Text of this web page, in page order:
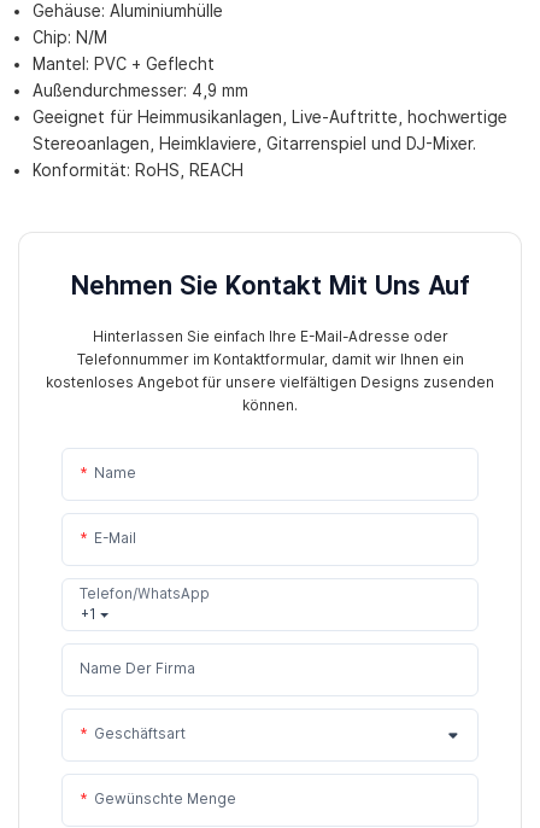
Gehäuse: Aluminiumhülle
Chip: N/M
Mantel: PVC + Geflecht
Außendurchmesser: 4,9 mm
Geeignet für Heimmusikanlagen, Live-Auftritte, hochwertige
Stereoanlagen, Heimklaviere, Gitarrenspiel und DJ-Mixer.
Konformität: RoHS, REACH
Nehmen Sie Kontakt Mit Uns Auf
Hinterlassen Sie einfach Ihre E-Mail-Adresse oder
Telefonnummer im Kontaktformular, damit wir Ihnen ein
kostenloses Angebot für unsere vielfältigen Designs zusenden
können.
Name
E-Mail
+1
Telefon/WhatsApp
Name Der Firma
Geschäftsart
Gewünschte Menge